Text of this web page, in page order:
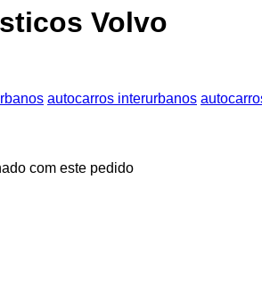
Volvo
autocarros interurbanos
com este pedido